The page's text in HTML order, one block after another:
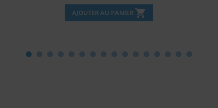
AJOUTER AU PANIER shopping_cart